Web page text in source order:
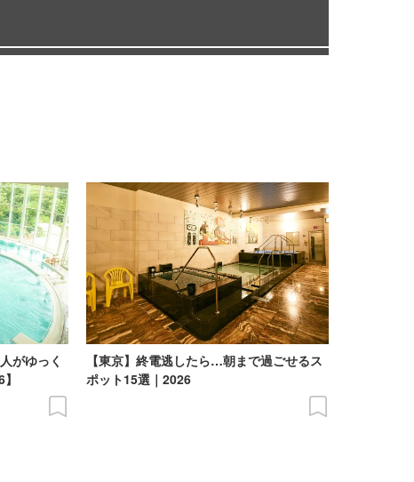
がゆっく
【東京】終電逃したら…朝まで過ごせるス
ポット15選｜2026